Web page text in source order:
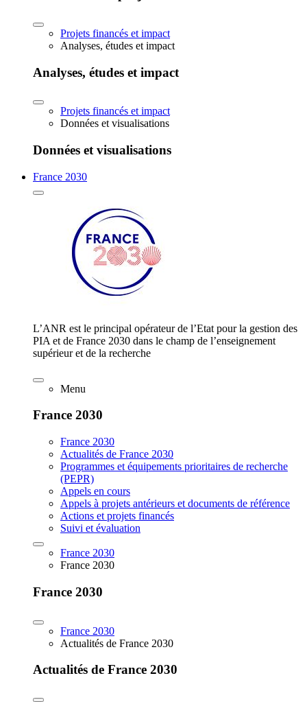
Projets financés et impact
Analyses, études et impact
Analyses, études et impact
Projets financés et impact
Données et visualisations
Données et visualisations
France 2030
L’ANR est le principal opérateur de l’Etat pour la gestion des
PIA et de France 2030 dans le champ de l’enseignement
supérieur et de la recherche
Menu
France 2030
France 2030
Actualités de France 2030
Programmes et équipements prioritaires de recherche
(PEPR)
Appels en cours
Appels à projets antérieurs et documents de référence
Actions et projets financés
Suivi et évaluation
France 2030
France 2030
France 2030
France 2030
Actualités de France 2030
Actualités de France 2030